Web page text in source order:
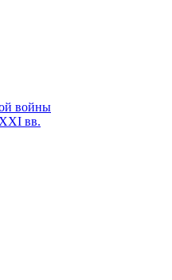
войны
вв.